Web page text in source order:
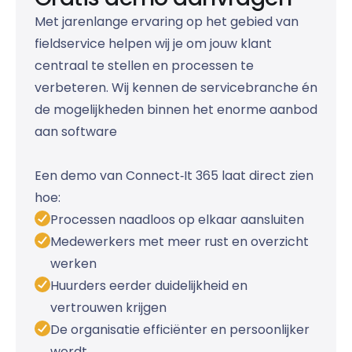
Met jarenlange ervaring op het gebied van
fieldservice helpen wij je om jouw klant
centraal te stellen en processen te
verbeteren. Wij kennen de servicebranche én
de mogelijkheden binnen het enorme aanbod
aan software
Een demo van Connect‑It 365 laat direct zien
hoe:
Processen naadloos op elkaar aansluiten
Medewerkers met meer rust en overzicht
werken
Huurders eerder duidelijkheid en
vertrouwen krijgen
De organisatie efficiënter en persoonlijker